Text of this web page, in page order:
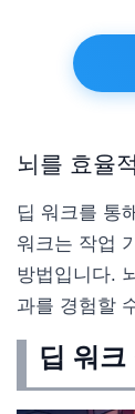
뇌를 효율
딥 워크를 통
워크는 작업
방법입니다.
과를 경험할
딥 워크